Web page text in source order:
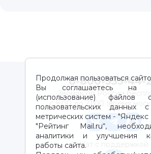
Продолжая пользоваться
Вы соглашаетесь на
(использование) файлов
пользовательских данных
метрических систем -
"Рейтинг Mail.ru“,
аналитики и улучшения
работы сайта.
8-800-333-44-
Звонок по России
с 9:00 до 21:00 (время
Чат с поддержкой